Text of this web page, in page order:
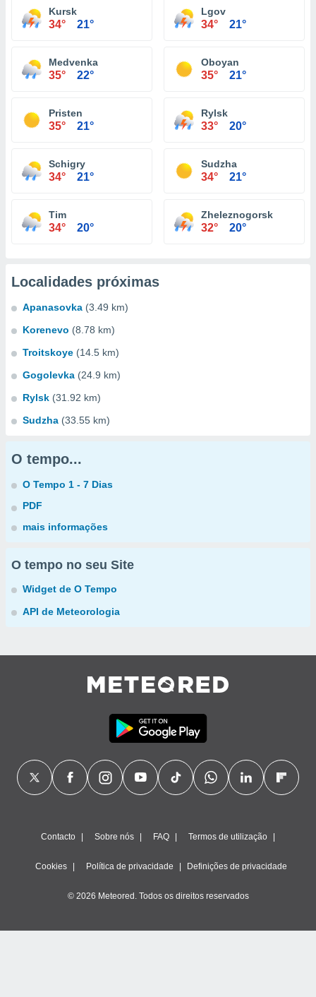
Kursk
34° 21°
Lgov
34° 21°
Medvenka
35° 22°
Oboyan
35° 21°
Pristen
35° 21°
Rylsk
33° 20°
Schigry
34° 21°
Sudzha
34° 21°
Tim
34° 20°
Zheleznogorsk
32° 20°
Localidades próximas
Apanasovka (3.49 km)
Korenevo (8.78 km)
Troitskoye (14.5 km)
Gogolevka (24.9 km)
Rylsk (31.92 km)
Sudzha (33.55 km)
O tempo...
O Tempo 1 - 7 Dias
PDF
mais informações
O tempo no seu Site
Widget de O Tempo
API de Meteorologia
Contacto Sobre nós FAQ Termos de utilização
Cookies Política de privacidade Definições de privacidade
© 2026 Meteored. Todos os direitos reservados